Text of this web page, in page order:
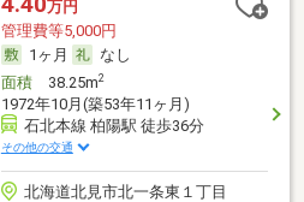
万円
管理費等5,000円
1ヶ月
なし
面積38.25m2
1972年10月(築53年11ヶ月)
石北本線 柏陽駅 徒歩36分
その他の交通
北海道北見市北一条東１丁目